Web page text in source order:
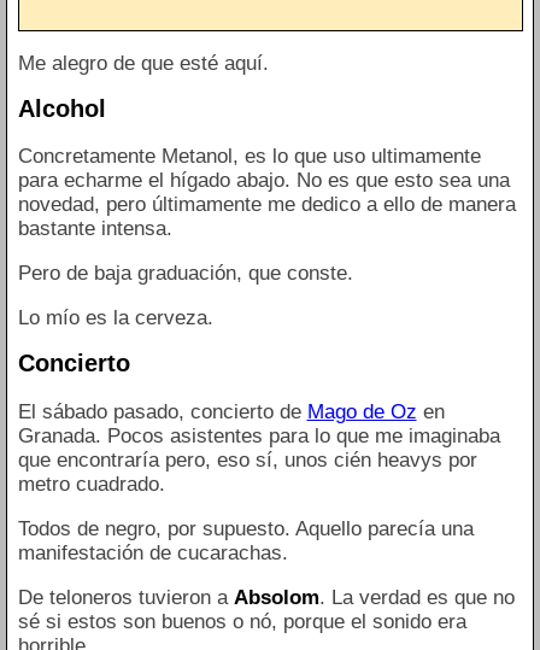
Me alegro de que esté aquí.
Alcohol
Concretamente Metanol, es lo que uso ultimamente
para echarme el hígado abajo. No es que esto sea una
novedad, pero últimamente me dedico a ello de manera
bastante intensa.
Pero de baja graduación, que conste.
Lo mío es la cerveza.
Concierto
El sábado pasado, concierto de Mago de Oz en
Granada. Pocos asistentes para lo que me imaginaba
que encontraría pero, eso sí, unos cién heavys por
metro cuadrado.
Todos de negro, por supuesto. Aquello parecía una
manifestación de cucarachas.
De teloneros tuvieron a Absolom. La verdad es que no
sé si estos son buenos o nó, porque el sonido era